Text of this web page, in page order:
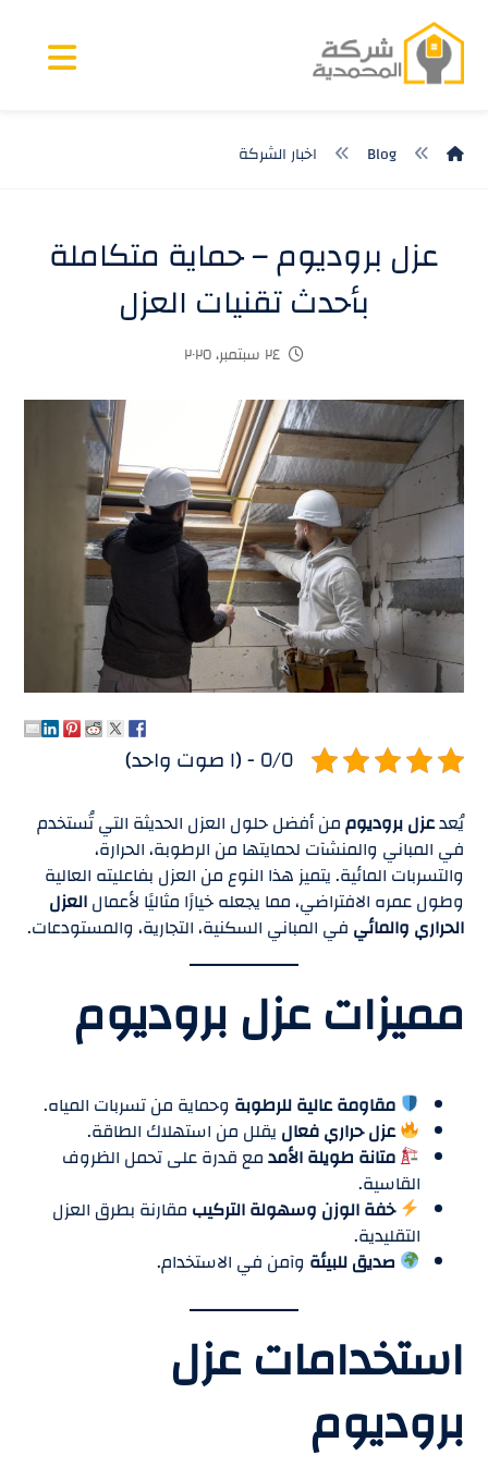
Blog اخبار الشركة
عزل بروديوم – حماية متكاملة
بأحدث تقنيات العزل
٢٤ سبتمبر، ٢٠٢٥
٥/٥ - (١ صوت واحد)
يُعدعزل بروديوممن أفضل حلول العزل الحديثة التي تُستخدم
في المباني والمنشآت لحمايتها من الرطوبة، الحرارة،
والتسربات المائية. يتميز هذا النوع من العزل بفاعليته العالية
وطول عمره الافتراضي، مما يجعله خيارًا مثاليًا لأعمالالعزل
الحراري والمائي في المباني السكنية، التجارية، والمستودعات.
مميزات عزل بروديوم
مقاومة عالية للرطوبة وحماية من تسربات المياه.
عزل حراري فعال يقلل من استهلاك الطاقة.
متانة طويلة الأمدمع قدرة على تحمل الظروف
القاسية.
خفة الوزن وسهولة التركيب مقارنة بطرق العزل
التقليدية.
صديق للبيئة وآمن في الاستخدام.
استخدامات عزل
بروديوم